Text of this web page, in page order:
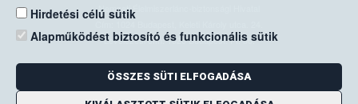
Hirdetési célú sütik
Alapműködést biztosító és funkcionális sütik
ÖSSZES SÜTI ELFOGADÁSA
Nemzeti Élelmiszerlánc-biztonsági Hivatal
Levelezési cím: 1525 Budapest. Pf. 30.
E-mail:ugyfelszolgalat@nebih.gov.hu
Zöld szám: 06-80/263-244